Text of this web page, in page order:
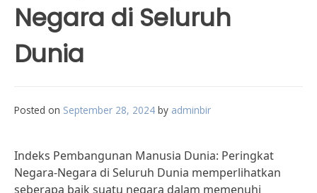
Negara di Seluruh
Dunia
Posted on September 28, 2024 by adminbir
Indeks Pembangunan Manusia Dunia: Peringkat
Negara-Negara di Seluruh Dunia memperlihatkan
seberapa baik suatu negara dalam memenuhi